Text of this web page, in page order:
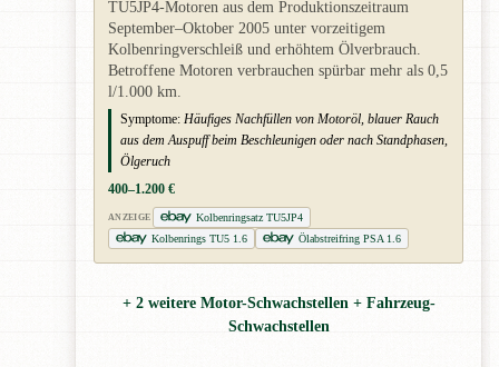
TU5JP4-Motoren aus dem Produktionszeitraum
September–Oktober 2005 unter vorzeitigem
Kolbenringverschleiß und erhöhtem Ölverbrauch.
Betroffene Motoren verbrauchen spürbar mehr als 0,5
l/1.000 km.
Symptome: Häufiges Nachfüllen von Motoröl, blauer Rauch
aus dem Auspuff beim Beschleunigen oder nach Standphasen,
Ölgeruch
400–1.200 €
ANZEIGE
Kolbenringsatz TU5JP4
Kolbenrings TU5 1.6
Ölabstreifring PSA 1.6
+ 2 weitere Motor-Schwachstellen + Fahrzeug-
Schwachstellen